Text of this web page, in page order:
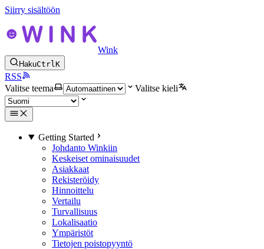
Siirry sisältöön
Wink
HakuCtrlK
RSS
Valitse teema
Valitse kieli
Getting Started
Johdanto Winkiin
Keskeiset ominaisuudet
Asiakkaat
Rekisteröidy
Hinnoittelu
Vertailu
Turvallisuus
Lokalisaatio
Ympäristöt
Tietojen poistopyyntö